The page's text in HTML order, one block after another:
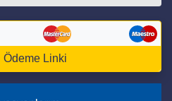
Ödeme Linki